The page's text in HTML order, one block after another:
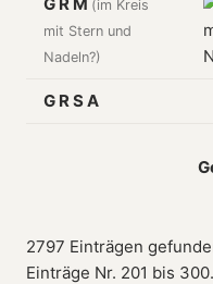
(im Kreis
mit Stern und
Nadeln?)
G R S A
2797 Einträgen
Einträge Nr. 201 bis 300.